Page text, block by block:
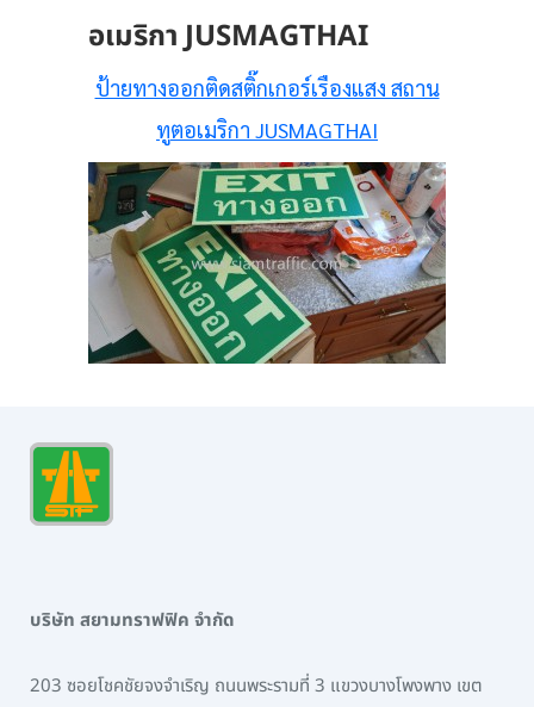
อเมริกา JUSMAGTHAI
ป้ายทางออกติดสติ๊กเกอร์เรืองแสง สถาน
ทูตอเมริกา JUSMAGTHAI
บริษัท สยามทราฟฟิค จำกัด
203 ซอยโชคชัยจงจำเริญ ถนนพระรามที่ 3 แขวงบางโพงพาง เขต